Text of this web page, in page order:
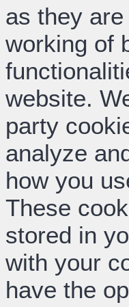
as they
working of
website.
party
analyze
how you
These
stored in
with your
have the